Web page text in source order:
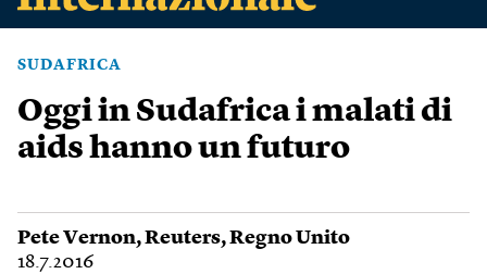
SUDAFRICA
Oggi in Sudafrica i malati di
aids hanno un futuro
Pete Vernon,Reuters,Regno Unito
18.7.2016